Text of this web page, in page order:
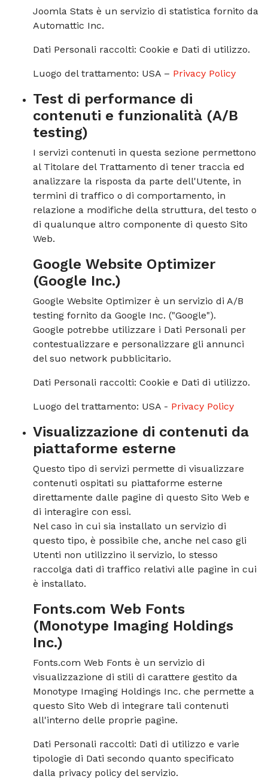
Joomla Stats è un servizio di statistica fornito da
Automattic Inc.
Dati Personali raccolti: Cookie e Dati di utilizzo.
Luogo del trattamento: USA – Privacy Policy
Test di performance di
contenuti e funzionalità (A/B
testing)
I servizi contenuti in questa sezione permettono
al Titolare del Trattamento di tener traccia ed
analizzare la risposta da parte dell'Utente, in
termini di traffico o di comportamento, in
relazione a modifiche della struttura, del testo o
di qualunque altro componente di questo Sito
Web.
Google Website Optimizer
(Google Inc.)
Google Website Optimizer è un servizio di A/B
testing fornito da Google Inc. ("Google").
Google potrebbe utilizzare i Dati Personali per
contestualizzare e personalizzare gli annunci
del suo network pubblicitario.
Dati Personali raccolti: Cookie e Dati di utilizzo.
Luogo del trattamento: USA - Privacy Policy
Visualizzazione di contenuti da
piattaforme esterne
Questo tipo di servizi permette di visualizzare
contenuti ospitati su piattaforme esterne
direttamente dalle pagine di questo Sito Web e
di interagire con essi.
Nel caso in cui sia installato un servizio di
questo tipo, è possibile che, anche nel caso gli
Utenti non utilizzino il servizio, lo stesso
raccolga dati di traffico relativi alle pagine in cui
è installato.
Fonts.com Web Fonts
(Monotype Imaging Holdings
Inc.)
Fonts.com Web Fonts è un servizio di
visualizzazione di stili di carattere gestito da
Monotype Imaging Holdings Inc. che permette a
questo Sito Web di integrare tali contenuti
all'interno delle proprie pagine.
Dati Personali raccolti: Dati di utilizzo e varie
tipologie di Dati secondo quanto specificato
dalla privacy policy del servizio.